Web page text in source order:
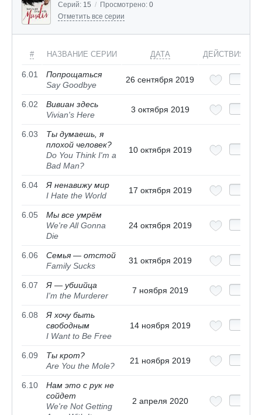
Серий: 15 / Просмотрено: 0
Отметить все серии
# НАЗВАНИЕ СЕРИИ ДАТА ДЕЙСТВИЯ
6.01
Попрощаться
Say Goodbye
26 сентября 2019
6.02
Вивиан здесь
Vivian's Here
3 октября 2019
6.03
Ты думаешь, я
плохой человек?
Do You Think I'm a
Bad Man?
10 октября 2019
6.04
Я ненавижу мир
I Hate the World
17 октября 2019
6.05
Мы все умрём
We're All Gonna
Die
24 октября 2019
6.06
Семья — отстой
Family Sucks
31 октября 2019
6.07
Я — убиийца
I'm the Murderer
7 ноября 2019
6.08
Я хочу быть
свободным
I Want to Be Free
14 ноября 2019
6.09
Ты крот?
Are You the Mole?
21 ноября 2019
6.10
Нам это с рук не
сойдет
We're Not Getting
2 апреля 2020